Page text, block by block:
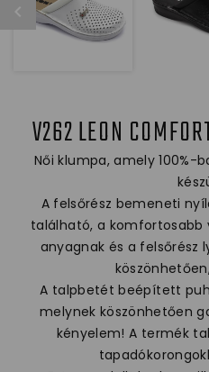
V262 LEON
Női klumpa, amely 100%-
A felsőrész bemeneti
található, a komfortosabb
anyagnak és a felsőrész
A talpbetét beépített
melynek köszönhetően
kényelem! A termék